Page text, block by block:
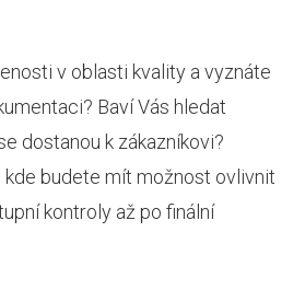
v oblasti kvality a vyznáte
Baví Vás hledat
dostanou k zákazníkovi?
kde budete mít možnost ovlivnit
kontroly až po finální